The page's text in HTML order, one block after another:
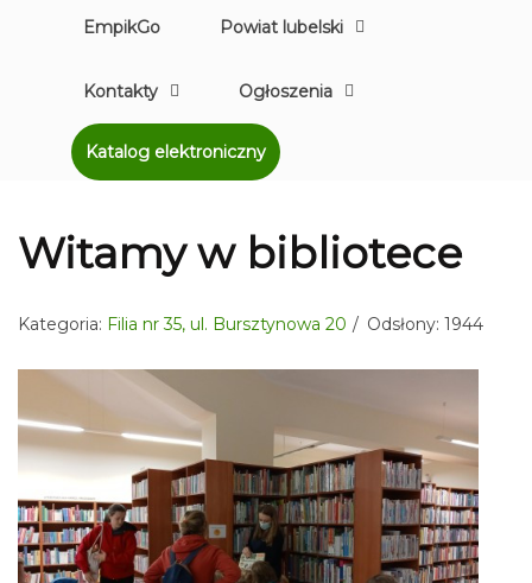
EmpikGo Powiat lubelski
Kontakty Ogłoszenia
Katalog elektroniczny
Witamy w bibliotece
Kategoria: Filia nr 35, ul. Bursztynowa 20 Odsłony: 1944